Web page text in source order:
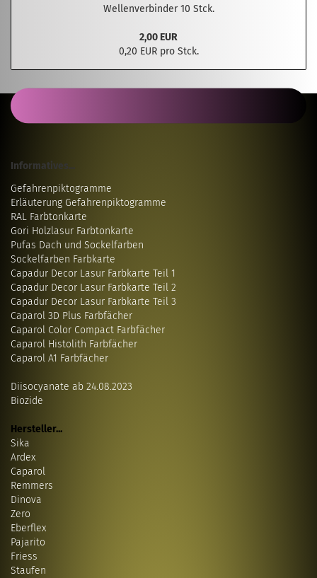
Wellenverbinder 10 Stck.
2,00 EUR
0,20 EUR pro Stck.
Informatives...
Gefahrenpiktogramme
Erläuterung Gefahrenpiktogramme
RAL Farbtonkarte
Gori Holzlasur Farbtonkarte
Pufas Dach und Sockelfarben
Sockelfarben Farbkarte
Capadur Decor Lasur Farbkarte Teil 1
Capadur Decor Lasur Farbkarte Teil 2
Capadur Decor Lasur Farbkarte Teil 3
Caparol 3D Plus Farbfächer
Caparol Color Compact Farbfächer
Caparol Histolith Farbfächer
Caparol A1 Farbfächer
Diisocyanate ab 24.08.2023
Biozide
Hersteller...
Sika
Ardex
Caparol
Remmers
Dinova
Zero
Eberflex
Pajarito
Friess
Staufen